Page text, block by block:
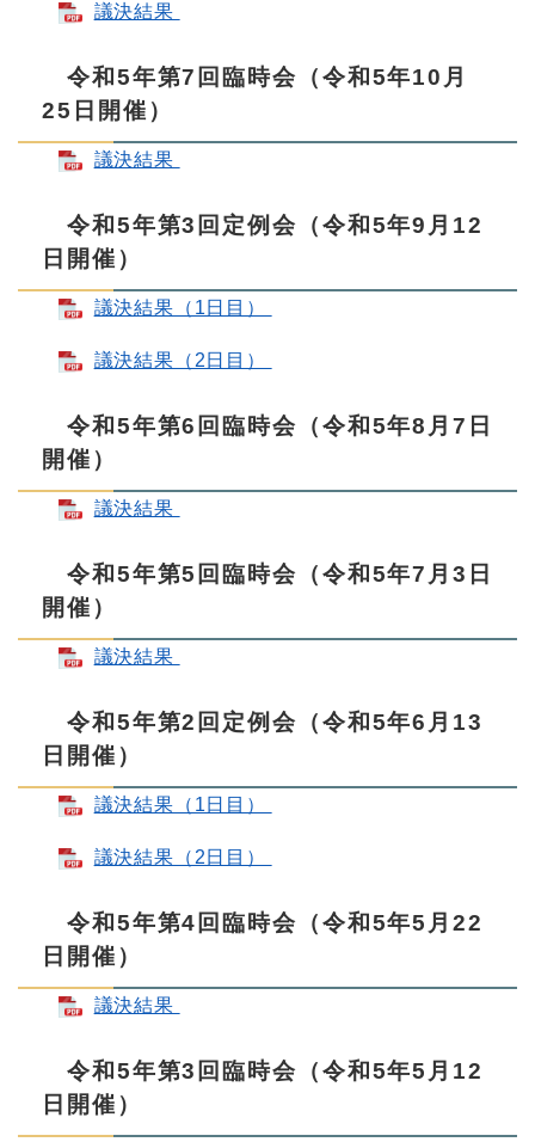
議決結果
令和5年第7回臨時会（令和5年10月
25日開催）
議決結果
令和5年第3回定例会（令和5年9月12
日開催）
議決結果（1日目）
議決結果（2日目）
令和5年第6回臨時会（令和5年8月7日
開催）
議決結果
令和5年第5回臨時会（令和5年7月3日
開催）
議決結果
令和5年第2回定例会（令和5年6月13
日開催）
議決結果（1日目）
議決結果（2日目）
令和5年第4回臨時会（令和5年5月22
日開催）
議決結果
令和5年第3回臨時会（令和5年5月12
日開催）